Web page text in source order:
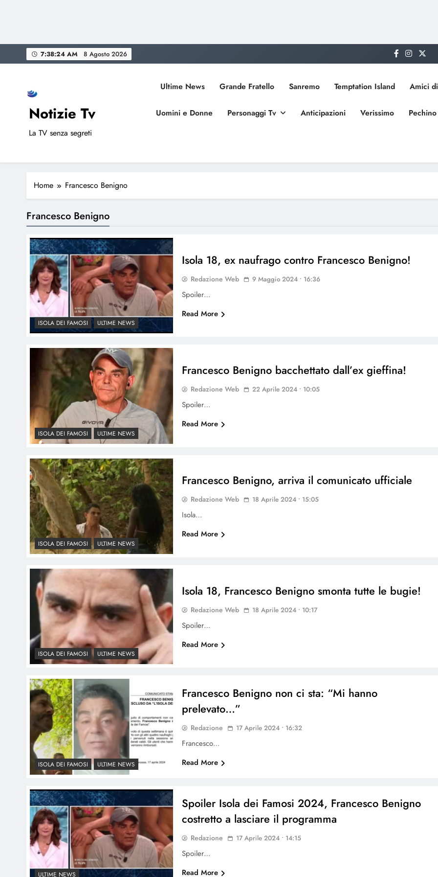
to
7:38:24 AM 8 Agosto 2026
Notizie Tv
La TV senza segreti
Ultime News Grande Fratello Sanremo Temptation Island Amici
Uomini e Donne Personaggi Tv Anticipazioni Verissimo
Home Francesco Benigno
Francesco Benigno
ISOLA DEI FAMOSI ULTIME NEWS
Isola 18, ex naufrago contro Francesco Benigno!
Redazione Web 9 Maggio 2024 • 16:36
Spoiler…
Read More
ISOLA DEI FAMOSI ULTIME NEWS
Francesco Benigno bacchettato dall’ex gieffina!
Redazione Web 22 Aprile 2024 • 10:05
Spoiler…
Read More
ISOLA DEI FAMOSI ULTIME NEWS
Francesco Benigno, arriva il comunicato ufficiale
Redazione Web 18 Aprile 2024 • 15:05
Isola…
Read More
ISOLA DEI FAMOSI ULTIME NEWS
Isola 18, Francesco Benigno smonta tutte le bugie!
Redazione Web 18 Aprile 2024 • 10:17
Spoiler…
Read More
ISOLA DEI FAMOSI ULTIME NEWS
Francesco Benigno non ci sta: “Mi hanno
prelevato…”
Redazione 17 Aprile 2024 • 16:32
Francesco…
Read More
ULTIME NEWS
Spoiler Isola dei Famosi 2024, Francesco Benigno
costretto a lasciare il programma
Redazione 17 Aprile 2024 • 14:15
Spoiler…
Read More